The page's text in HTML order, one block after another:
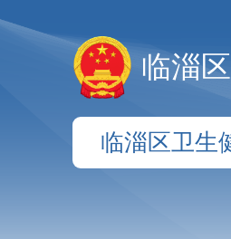
临淄
临淄区卫生